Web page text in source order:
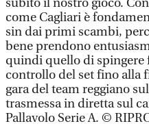
subito il nostro gioco.
come Cagliari è
sin dai primi scambi,
bene prendono
quindi quello di spingere
controllo del set fino alla
gara del team reggiano
trasmessa in diretta sul
Pallavolo Serie A. ©